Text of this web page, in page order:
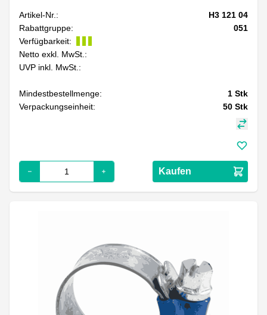
Artikel-Nr.:
H3 121 04
Rabattgruppe:
051
Verfügbarkeit:
Netto exkl. MwSt.:
UVP inkl. MwSt.:
Mindestbestellmenge: 1 Stk
Verpackungseinheit:
50 Stk
Kaufen